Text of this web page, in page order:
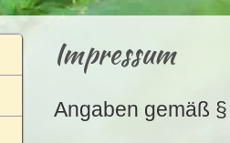
Impressum
Angaben gemäß